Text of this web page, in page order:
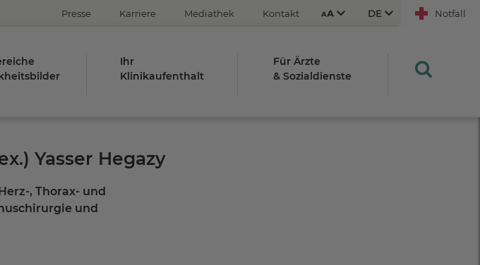
Presse Karriere Mediathek Kontakt Notfall
Ihr
Klinikaufenthalt
Für Ärzte
& Sozialdienste
Yasser Hegazy
, Thorax- und
und